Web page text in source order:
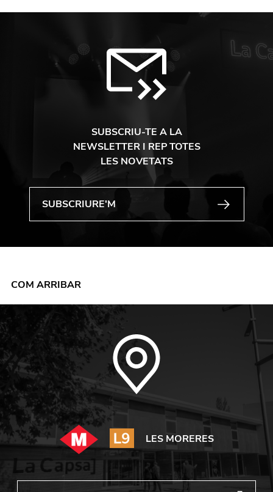
SUBSCRIU-TE A LA
NEWSLETTER I REP TOTES
LES NOVETATS
COM ARRIBAR
LES MORERES